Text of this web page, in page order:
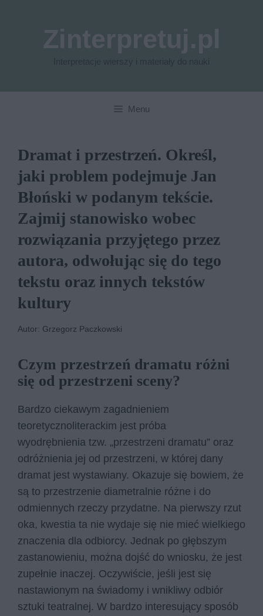
Menu
Dramat i przestrzeń. Określ,
jaki problem podejmuje Jan
Błoński w podanym tekście.
Zajmij stanowisko wobec
rozwiązania przyjętego przez
autora, odwołując się do tego
tekstu oraz innych tekstów
kultury
Autor: Grzegorz Paczkowski
Czym przestrzeń dramatu różni
się od przestrzeni sceny?
Bardzo ciekawym zagadnieniem
teoretycznoliterackim jest próba
wyodrębnienia tzw. „przestrzeni dramatu” oraz
odróżnienia jej od przestrzeni, w której dany
dramat jest wystawiany. Okazuje się bowiem, że
są to przestrzenie diametralnie różne i do
odmiennych rzeczy przydatne. Na pierwszy rzut
oka, kwestia ta nie wydaje się nie mieć wielkiego
znaczenia dla odbiorcy. Jednak po głębszym
zastanowieniu, można dojść do wniosku, że jest
zupełnie inaczej. Oczywiście, jeśli jest się
nastawionym na świadomy i wnikliwy odbiór
sztuki teatralnej. W bardzo interesujący sposób